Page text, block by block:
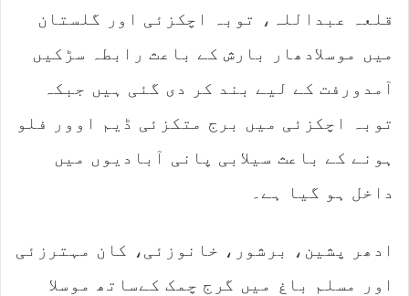
قلعہ عبداللہ، توبہ اچکزئی اور گلستان
میں موسلادھار بارش کے باعث رابطہ سڑکیں
آمدورفت کے لیے بند کر دی گئی ہیں جبکہ
توبہ اچکزئی میں برج متکزئی ڈیم اوور فلو
ہونے کے باعث سیلابی پانی آبادیوں میں
داخل ہو گیا ہے۔
ادھر پشین، برشور، خانوزئی، کان مہترزئی
اور مسلم باغ میں گرج چمک کےساتھ موسلا